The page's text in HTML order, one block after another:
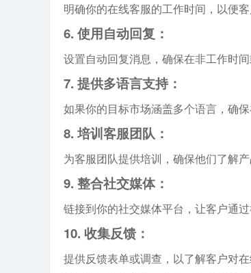
明确你的在线客服的工作时间，以便
6. 使用自动回复：
设置自动回复消息，确保在非工作时
7. 提供多语言支持：
如果你的目标市场涵盖多个语言，确
8.培训客服团队：
为客服团队提供培训，确保他们了解
9. 整合社交媒体：
链接到你的社交媒体平台，让客户通
10. 收集反馈：
提供反馈表单或调查，以了解客户对
手机